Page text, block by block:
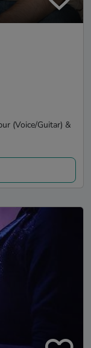
(Voice/Guitar) &